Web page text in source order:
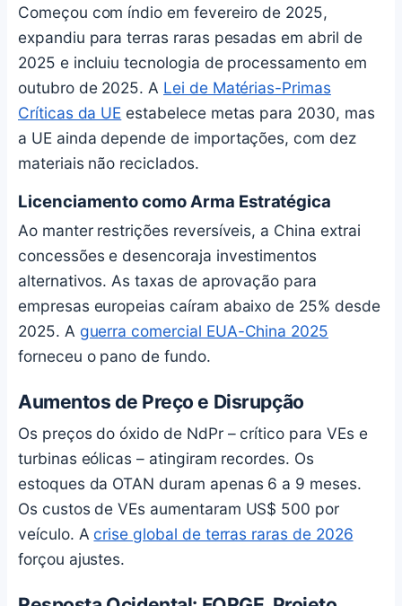
Começou com índio em fevereiro de 2025,
expandiu para terras raras pesadas em abril de
2025 e incluiu tecnologia de processamento em
outubro de 2025. A Lei de Matérias-Primas
Críticas da UE estabelece metas para 2030, mas
a UE ainda depende de importações, com dez
materiais não reciclados.
Licenciamento como Arma Estratégica
Ao manter restrições reversíveis, a China extrai
concessões e desencoraja investimentos
alternativos. As taxas de aprovação para
empresas europeias caíram abaixo de 25% desde
2025. A guerra comercial EUA-China 2025
forneceu o pano de fundo.
Aumentos de Preço e Disrupção
Os preços do óxido de NdPr – crítico para VEs e
turbinas eólicas – atingiram recordes. Os
estoques da OTAN duram apenas 6 a 9 meses.
Os custos de VEs aumentaram US$ 500 por
veículo. A crise global de terras raras de 2026
forçou ajustes.